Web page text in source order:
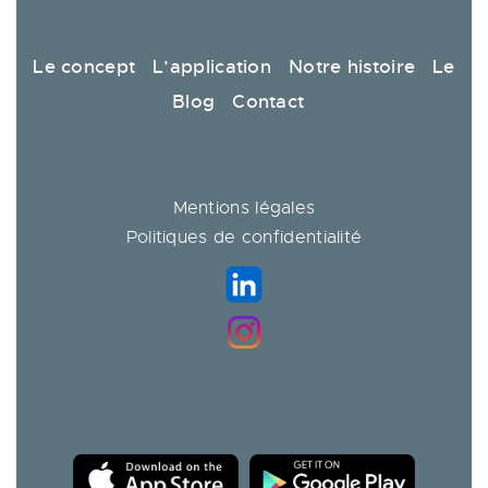
Le concept L’application Notre histoire
Le
Blog
Contact
Mentions légales
Politiques de confidentialité